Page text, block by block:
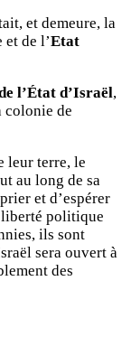
et demeure, la
de l’Etat
l’État d’Israël,
colonie de
leur terre, le
au long de sa
et d’espérer
liberté politique
ils sont
sera ouvert à
des